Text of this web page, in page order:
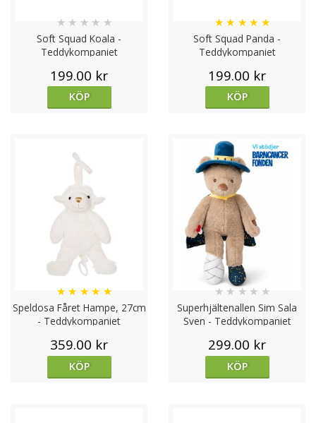
Soft Squad Koala -
Teddykompaniet
★ ★ ★ ★ ★
199.00 kr
KÖP
Soft Squad Panda -
Teddykompaniet
★ ★ ★ ★ ★
199.00 kr
KÖP
Speldosa Fåret Hampe, 27cm
- Teddykompaniet
★ ★ ★ ★ ★
359.00 kr
KÖP
Superhjältenallen Sim Sala
Sven - Teddykompaniet
★ ★★ ★ ★
299.00 kr
KÖP